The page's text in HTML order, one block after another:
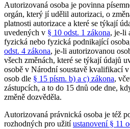
Autorizovaná osoba je povinna
orgán, který jí udělil autorizaci, o
platnosti autorizace a které se týkají
uvedených v § 10 odst. 1 zákona, je-li
fyzická nebo fyzická podnikající
odst. 4 zákona, je-li autorizovanou
všech změnách, které se týkají údajů
osobě v Národní soustavě kvalifikací
osob dle § 15 písm. b) a c) zákona,
zástupcích, a to do 15 dnů ode dne,
změně dozvěděla.
Autorizovaná právnická osoba je též
rozhodných pro užitíustanovení § 11